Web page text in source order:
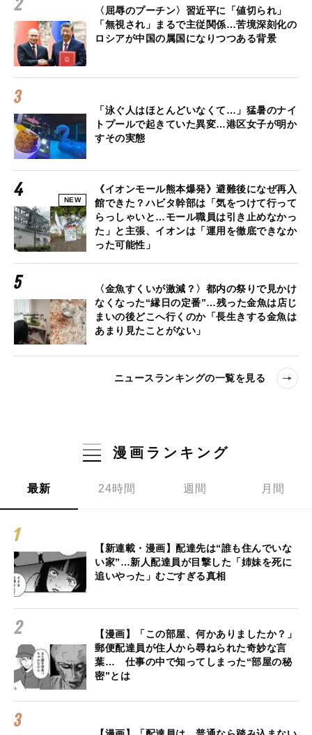
〈屈辱のプーチン〉習近平に「値切られ」
「無視され」まるで主従関係…苦境深刻化の
ロシアが中国の属国になりつつある背景
「泳ぐ人はほとんどいなくて…」猛暑のナイ
トプールで起きていた異変…港区女子が明か
すその実態
NEW
《イオンモール熊本爆発》避難後になぜ再入
館できた？ハビタ幹部は「気をつけて行って
らっしゃいと…モール職員は引き止めなかっ
た」と主張、イオンは「運用を徹底できなか
った可能性」
〈金魚すくいが激減？〉都内の祭りで見かけ
なくなった“縁日の定番”…残った金魚は店じ
まいの後どこへ行くのか「長生きする金魚は
あまり見たことがない」
ニュースランキングの一覧を見る
漫画ランキング
最新 24時間 週間 月間
【新連載・漫画】配達先は“誰も住んでいな
い家”…新人配達員が目撃した「姉妹を死に
追いやった」むごすぎる真相
【漫画】「この部屋、何かありましたか？」
郵便配達員が住人から尋ねられた奇妙な言
葉… 仕事の中で知ってしまった“部屋の秘
密”とは